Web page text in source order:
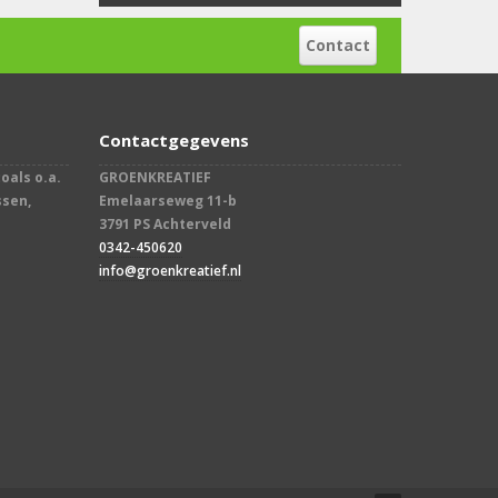
Contact
o.a.
Contactgegevens
GROENKREATIEF
Emelaarseweg 11-b
3791 PS Achterveld
0342-450620
info@groenkreatief.nl​